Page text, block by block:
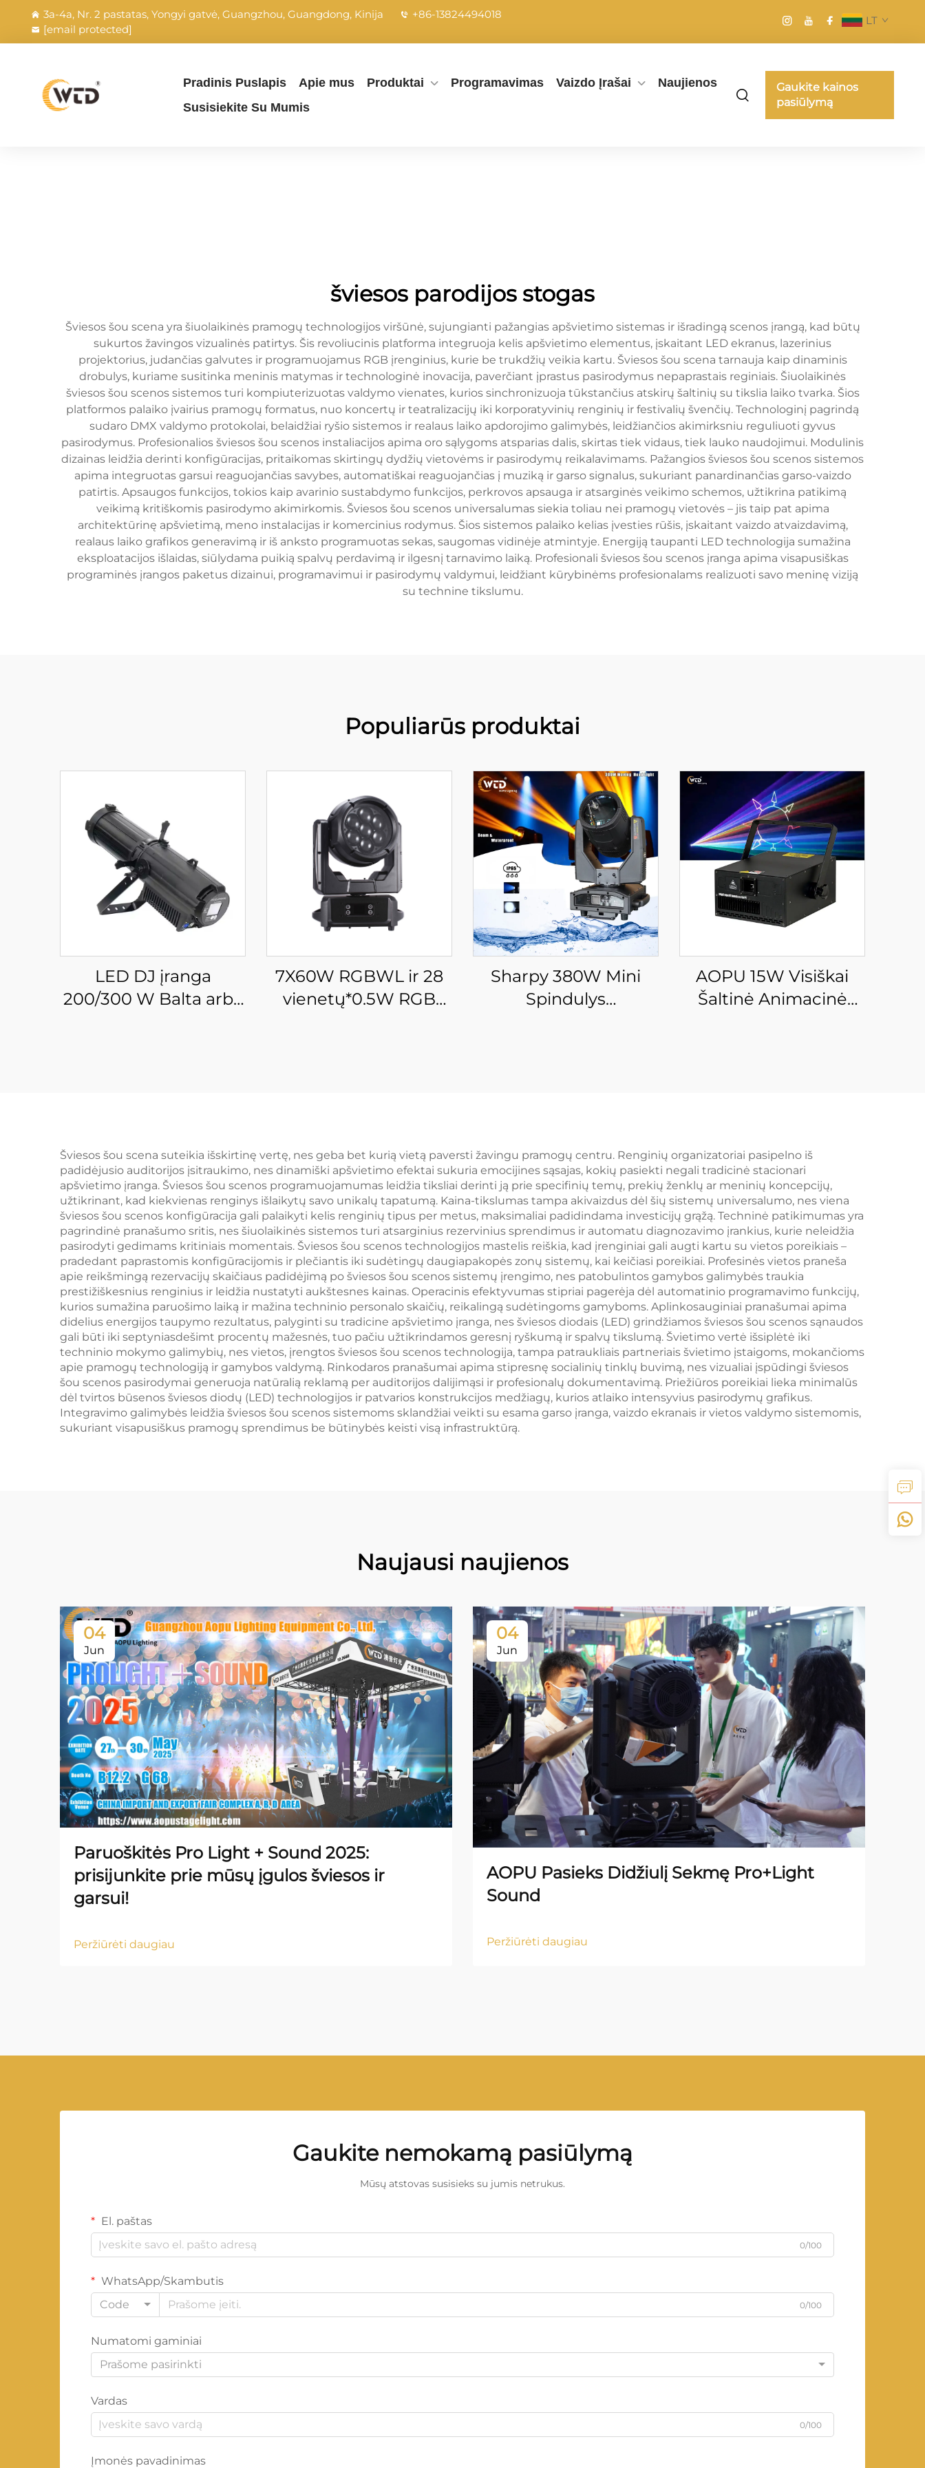
3a-4a, Nr. 2 pastatas, Yongyi gatvė, Guangzhou, Guangdong, Kinija
+86-13824494018
[email protected]
LT
Pradinis Puslapis Apie mus Produktai Programavimas Vaizdo Įrašai
Naujienos
Susisiekite Su Mumis
Gaukite kainos
pasiūlymą
šviesos parodijos stogas
Šviesos šou scena yra šiuolaikinės pramogų technologijos viršūnė, sujungianti pažangias apšvietimo sistemas ir išradingą scenos įrangą, kad būtų
sukurtos žavingos vizualinės patirtys. Šis revoliucinis platforma integruoja kelis apšvietimo elementus, įskaitant LED ekranus, lazerinius
projektorius, judančias galvutes ir programuojamus RGB įrenginius, kurie be trukdžių veikia kartu. Šviesos šou scena tarnauja kaip dinaminis
drobulys, kuriame susitinka meninis matymas ir technologinė inovacija, paverčiant įprastus pasirodymus nepaprastais reginiais. Šiuolaikinės
šviesos šou scenos sistemos turi kompiuterizuotas valdymo vienates, kurios sinchronizuoja tūkstančius atskirų šaltinių su tikslia laiko tvarka. Šios
platformos palaiko įvairius pramogų formatus, nuo koncertų ir teatralizacijų iki korporatyvinių renginių ir festivalių švenčių. Technologinį pagrindą
sudaro DMX valdymo protokolai, belaidžiai ryšio sistemos ir realaus laiko apdorojimo galimybės, leidžiančios akimirksniu reguliuoti gyvus
pasirodymus. Profesionalios šviesos šou scenos instaliacijos apima oro sąlygoms atsparias dalis, skirtas tiek vidaus, tiek lauko naudojimui. Modulinis
dizainas leidžia derinti konfigūracijas, pritaikomas skirtingų dydžių vietovėms ir pasirodymų reikalavimams. Pažangios šviesos šou scenos sistemos
apima integruotas garsui reaguojančias savybes, automatiškai reaguojančias į muziką ir garso signalus, sukuriant panardinančias garso-vaizdo
patirtis. Apsaugos funkcijos, tokios kaip avarinio sustabdymo funkcijos, perkrovos apsauga ir atsarginės veikimo schemos, užtikrina patikimą
veikimą kritiškomis pasirodymo akimirkomis. Šviesos šou scenos universalumas siekia toliau nei pramogų vietovės – jis taip pat apima
architektūrinę apšvietimą, meno instalacijas ir komercinius rodymus. Šios sistemos palaiko kelias įvesties rūšis, įskaitant vaizdo atvaizdavimą,
realaus laiko grafikos generavimą ir iš anksto programuotas sekas, saugomas vidinėje atmintyje. Energiją taupanti LED technologija sumažina
eksploatacijos išlaidas, siūlydama puikią spalvų perdavimą ir ilgesnį tarnavimo laiką. Profesionali šviesos šou scenos įranga apima visapusiškas
programinės įrangos paketus dizainui, programavimui ir pasirodymų valdymui, leidžiant kūrybinėms profesionalams realizuoti savo meninę viziją
su technine tikslumu.
Populiarūs produktai
LED DJ įranga
200/300 W Balta arba
7X60W RGBWL ir 28
vienetų*0.5W RGB
Sharpy 380W Mini
Spindulys
AOPU 15W Visiškai
Šaltinė Animacinė
Šviesos šou scena suteikia išskirtinę vertę, nes geba bet kurią vietą paversti žavingu pramogų centru. Renginių organizatoriai pasipelno iš
padidėjusio auditorijos įsitraukimo, nes dinamiški apšvietimo efektai sukuria emocijines sąsajas, kokių pasiekti negali tradicinė stacionari
apšvietimo įranga. Šviesos šou scenos programuojamumas leidžia tiksliai derinti ją prie specifinių temų, prekių ženklų ar meninių koncepcijų,
užtikrinant, kad kiekvienas renginys išlaikytų savo unikalų tapatumą. Kaina-tikslumas tampa akivaizdus dėl šių sistemų universalumo, nes viena
šviesos šou scenos konfigūracija gali palaikyti kelis renginių tipus per metus, maksimaliai padidindama investicijų grąžą. Techninė patikimumas yra
pagrindinė pranašumo sritis, nes šiuolaikinės sistemos turi atsarginius rezervinius sprendimus ir automatu diagnozavimo įrankius, kurie neleidžia
pasirodyti gedimams kritiniais momentais. Šviesos šou scenos technologijos mastelis reiškia, kad įrenginiai gali augti kartu su vietos poreikiais –
pradedant paprastomis konfigūracijomis ir plečiantis iki sudėtingų daugiapakopės zonų sistemų, kai keičiasi poreikiai. Profesinės vietos praneša
apie reikšmingą rezervacijų skaičiaus padidėjimą po šviesos šou scenos sistemų įrengimo, nes patobulintos gamybos galimybės traukia
prestižiškesnius renginius ir leidžia nustatyti aukštesnes kainas. Operacinis efektyvumas stipriai pagerėja dėl automatinio programavimo funkcijų,
kurios sumažina paruošimo laiką ir mažina techninio personalo skaičių, reikalingą sudėtingoms gamyboms. Aplinkosauginiai pranašumai apima
didelius energijos taupymo rezultatus, palyginti su tradicine apšvietimo įranga, nes šviesos diodais (LED) grindžiamos šviesos šou scenos sąnaudos
gali būti iki septyniasdešimt procentų mažesnės, tuo pačiu užtikrindamos geresnį ryškumą ir spalvų tikslumą. Švietimo vertė išsiplėtė iki
techninio mokymo galimybių, nes vietos, įrengtos šviesos šou scenos technologija, tampa patraukliais partneriais švietimo įstaigoms, mokančioms
apie pramogų technologiją ir gamybos valdymą. Rinkodaros pranašumai apima stipresnę socialinių tinklų buvimą, nes vizualiai įspūdingi šviesos
šou scenos pasirodymai generuoja natūralią reklamą per auditorijos dalijimąsi ir profesionalų dokumentavimą. Priežiūros poreikiai lieka minimalūs
dėl tvirtos būsenos šviesos diodų (LED) technologijos ir patvarios konstrukcijos medžiagų, kurios atlaiko intensyvius pasirodymų grafikus.
Integravimo galimybės leidžia šviesos šou scenos sistemoms sklandžiai veikti su esama garso įranga, vaizdo ekranais ir vietos valdymo sistemomis,
sukuriant visapusiškus pramogų sprendimus be būtinybės keisti visą infrastruktūrą.
Naujausi naujienos
04
Jun
Paruoškitės Pro Light + Sound 2025:
prisijunkite prie mūsų įgulos šviesos ir
garsui!
Peržiūrėti daugiau
04
Jun
AOPU Pasieks Didžiulį Sekmę Pro+Light
Sound
Peržiūrėti daugiau
Gaukite nemokamą pasiūlymą
Mūsų atstovas susisieks su jumis netrukus.
El. paštas
0/100
WhatsApp/Skambutis
Code
0/100
Numatomi gaminiai
Prašome pasirinkti
Vardas
0/100
Įmonės pavadinimas